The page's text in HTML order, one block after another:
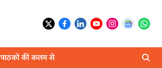
पाठकों की कलम से